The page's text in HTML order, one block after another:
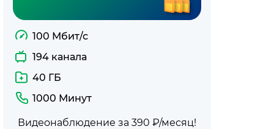
100 Мбит/с
194 канала
40 ГБ
1000 Минут
Видеонаблюдение за 390 ₽/месяц!